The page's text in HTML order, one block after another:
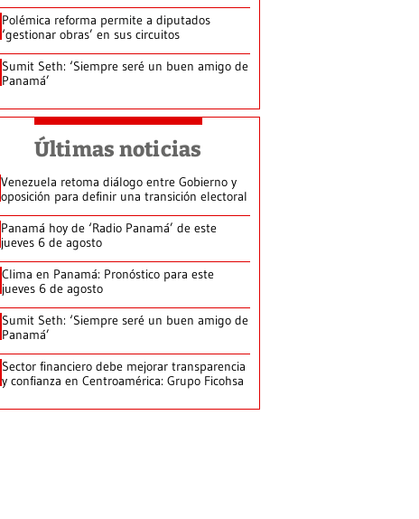
Polémica reforma permite a diputados
‘gestionar obras’ en sus circuitos
Sumit Seth: ‘Siempre seré un buen amigo de
Panamá’
Últimas noticias
Venezuela retoma diálogo entre Gobierno y
oposición para definir una transición electoral
Panamá hoy de ‘Radio Panamá’ de este
jueves 6 de agosto
Clima en Panamá: Pronóstico para este
jueves 6 de agosto
Sumit Seth: ‘Siempre seré un buen amigo de
Panamá’
Sector financiero debe mejorar transparencia
y confianza en Centroamérica: Grupo Ficohsa